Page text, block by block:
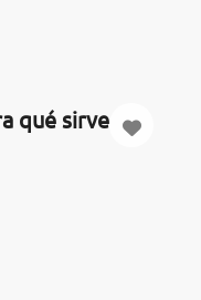
qué sirve